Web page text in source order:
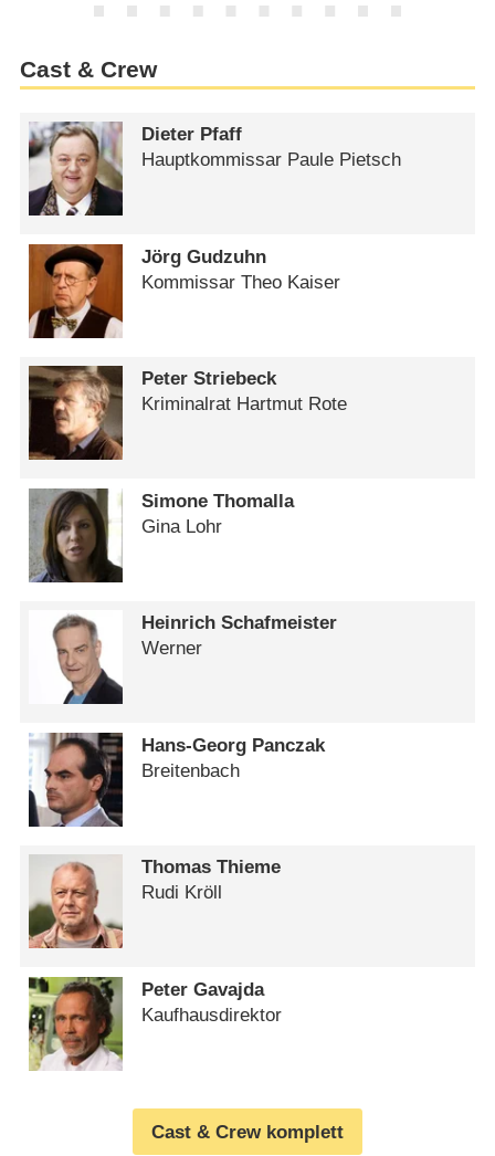
Cast & Crew
Dieter Pfaff
Hauptkommissar Paule Pietsch
Jörg Gudzuhn
Kommissar Theo Kaiser
Peter Striebeck
Kriminalrat Hartmut Rote
Simone Thomalla
Gina Lohr
Heinrich Schafmeister
Werner
Hans-Georg Panczak
Breitenbach
Thomas Thieme
Rudi Kröll
Peter Gavajda
Kaufhausdirektor
Cast & Crew komplett